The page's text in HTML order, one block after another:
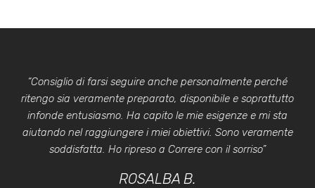
“Consiglio di farsi seguire anche personalmente perché
ritengo sia veramente preparato, disponibile e soprattutto
infonde entusiasmo. Ha capito le mie esigenze e mi sta
aiutando nel raggiungere i miei obiettivi. Sono veramente
soddisfatta. Ho ripreso a Correre con il sorriso”
ROSALBA B.